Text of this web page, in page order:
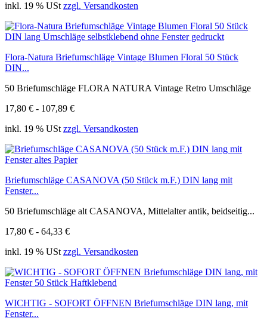
inkl. 19 % USt zzgl. Versandkosten
Flora-Natura Briefumschläge Vintage Blumen Floral 50 Stück
DIN...
50 Briefumschläge FLORA NATURA Vintage Retro Umschläge
17,80 € - 107,89 €
inkl. 19 % USt zzgl. Versandkosten
Briefumschläge CASANOVA (50 Stück m.F.) DIN lang mit
Fenster...
50 Briefumschläge alt CASANOVA, Mittelalter antik, beidseitig...
17,80 € - 64,33 €
inkl. 19 % USt zzgl. Versandkosten
WICHTIG - SOFORT ÖFFNEN Briefumschläge DIN lang, mit
Fenster...